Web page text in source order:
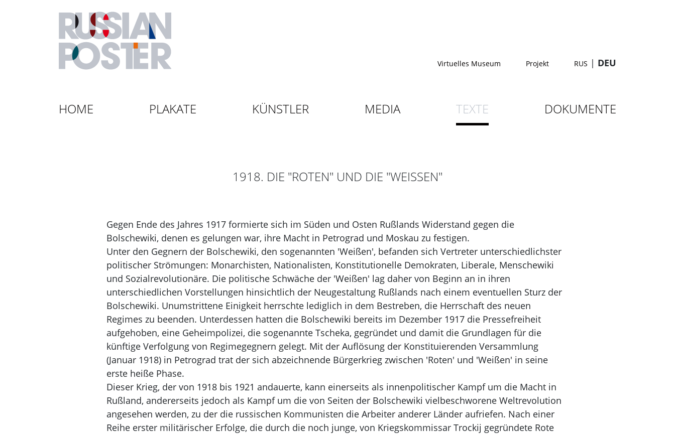
Virtuelles Museum Projekt RUS | DEU
HOME PLAKATE KÜNSTLER MEDIA TEXTE DOKUMENTE
1918. DIE "ROTEN" UND DIE "WEISSEN"
Gegen Ende des Jahres 1917 formierte sich im Süden und Osten Rußlands Widerstand gegen die
Bolschewiki, denen es gelungen war, ihre Macht in Petrograd und Moskau zu festigen.
Unter den Gegnern der Bolschewiki, den sogenannten 'Weißen', befanden sich Vertreter unterschiedlichster
politischer Strömungen: Monarchisten, Nationalisten, Konstitutionelle Demokraten, Liberale, Menschewiki
und Sozialrevolutionäre. Die politische Schwäche der 'Weißen' lag daher von Beginn an in ihren
unterschiedlichen Vorstellungen hinsichtlich der Neugestaltung Rußlands nach einem eventuellen Sturz der
Bolschewiki. Unumstrittene Einigkeit herrschte lediglich in dem Bestreben, die Herrschaft des neuen
Regimes zu beenden. Unterdessen hatten die Bolschewiki bereits im Dezember 1917 die Pressefreiheit
aufgehoben, eine Geheimpolizei, die sogenannte Tscheka, gegründet und damit die Grundlagen für die
künftige Verfolgung von Regimegegnern gelegt. Mit der Auflösung der Konstituierenden Versammlung
(Januar 1918) in Petrograd trat der sich abzeichnende Bürgerkrieg zwischen 'Roten' und 'Weißen' in seine
erste heiße Phase.
Dieser Krieg, der von 1918 bis 1921 andauerte, kann einerseits als innenpolitischer Kampf um die Macht in
Rußland, andererseits jedoch als Kampf um die von Seiten der Bolschewiki vielbeschworene Weltrevolution
angesehen werden, zu der die russischen Kommunisten die Arbeiter anderer Länder aufriefen. Nach einer
Reihe erster militärischer Erfolge, die durch die noch junge, von Kriegskommissar Trockij gegründete Rote